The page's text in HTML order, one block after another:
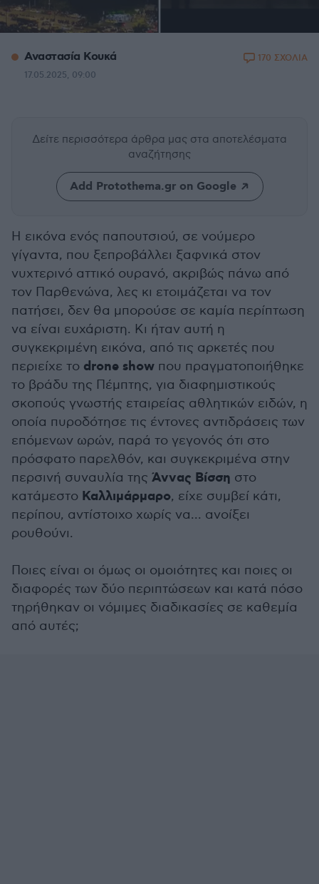
Αναστασία Κουκά
17.05.2025, 09:00
170 ΣΧΟΛΙΑ
Δείτε περισσότερα άρθρα μας στα αποτελέσματα
αναζήτησης
Add Protothema.gr on Google
Η εικόνα ενός παπουτσιού, σε νούμερο
γίγαντα, που ξεπροβάλλει ξαφνικά στον
νυχτερινό αττικό ουρανό, ακριβώς πάνω από
τον Παρθενώνα, λες κι ετοιμάζεται να τον
πατήσει, δεν θα μπορούσε σε καμία περίπτωση
να είναι ευχάριστη. Κι ήταν αυτή η
συγκεκριμένη εικόνα, από τις αρκετές που
περιείχε το drone show που πραγματοποιήθηκε
το βράδυ της Πέμπτης, για διαφημιστικούς
σκοπούς γνωστής εταιρείας αθλητικών ειδών, η
οποία πυροδότησε τις έντονες αντιδράσεις των
επόμενων ωρών, παρά το γεγονός ότι στο
πρόσφατο παρελθόν, και συγκεκριμένα στην
περσινή συναυλία της Άννας Βίσση στο
κατάμεστο Καλλιμάρμαρο, είχε συμβεί κάτι,
περίπου, αντίστοιχο χωρίς να... ανοίξει
ρουθούνι.
Ποιες είναι οι όμως οι ομοιότητες και ποιες οι
διαφορές των δύο περιπτώσεων και κατά πόσο
τηρήθηκαν οι νόμιμες διαδικασίες σε καθεμία
από αυτές;